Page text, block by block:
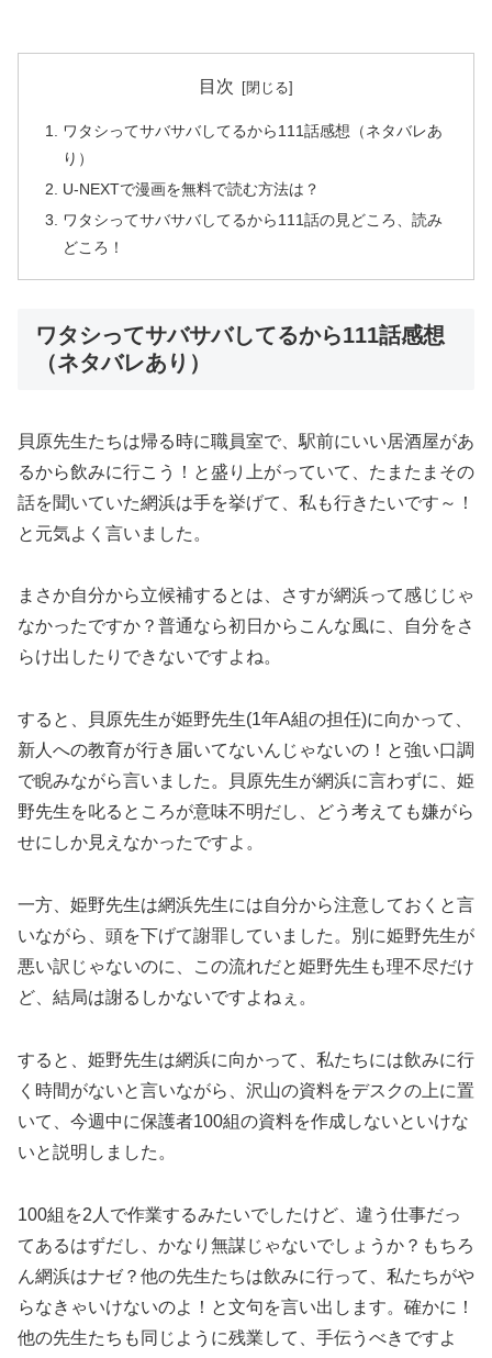
目次
ワタシってサバサバしてるから111話感想（ネタバレあ
り）
U-NEXTで漫画を無料で読む方法は？
ワタシってサバサバしてるから111話の見どころ、読み
どころ！
ワタシってサバサバしてるから111話感想
（ネタバレあり）
貝原先生たちは帰る時に職員室で、駅前にいい居酒屋があ
るから飲みに行こう！と盛り上がっていて、たまたまその
話を聞いていた網浜は手を挙げて、私も行きたいです～！
と元気よく言いました。
まさか自分から立候補するとは、さすが網浜って感じじゃ
なかったですか？普通なら初日からこんな風に、自分をさ
らけ出したりできないですよね。
すると、貝原先生が姫野先生(1年A組の担任)に向かって、
新人への教育が行き届いてないんじゃないの！と強い口調
で睨みながら言いました。貝原先生が網浜に言わずに、姫
野先生を叱るところが意味不明だし、どう考えても嫌がら
せにしか見えなかったですよ。
一方、姫野先生は網浜先生には自分から注意しておくと言
いながら、頭を下げて謝罪していました。別に姫野先生が
悪い訳じゃないのに、この流れだと姫野先生も理不尽だけ
ど、結局は謝るしかないですよねぇ。
すると、姫野先生は網浜に向かって、私たちには飲みに行
く時間がないと言いながら、沢山の資料をデスクの上に置
いて、今週中に保護者100組の資料を作成しないといけな
いと説明しました。
100組を2人で作業するみたいでしたけど、違う仕事だっ
てあるはずだし、かなり無謀じゃないでしょうか？もちろ
ん網浜はナゼ？他の先生たちは飲みに行って、私たちがや
らなきゃいけないのよ！と文句を言い出します。確かに！
他の先生たちも同じように残業して、手伝うべきですよ